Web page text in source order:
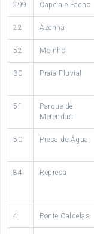
299 Capela e Facho
22 Azenha
52 Moinho
30 Praia Fluvial
51
Parque de
Merendas
50 Presa de Água
84 Represa
4 Ponte Caldelas